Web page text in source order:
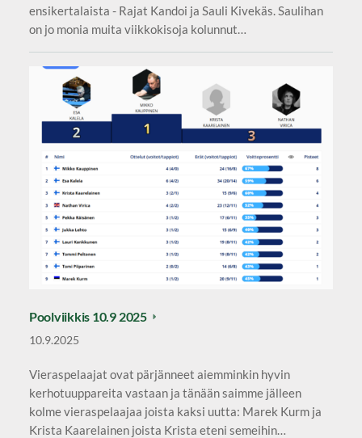
ensikertalaista - Rajat Kandoi ja Sauli Kivekäs. Saulihan
on jo monia muita viikkokisoja kolunnut…
Poolviikkis 10.9 2025
10.9.2025
Vieraspelaajat ovat pärjänneet aiemminkin hyvin
kerhotuuppareita vastaan ja tänään saimme jälleen
kolme vieraspelaajaa joista kaksi uutta: Marek Kurm ja
Krista Kaarelainen joista Krista eteni semeihin…